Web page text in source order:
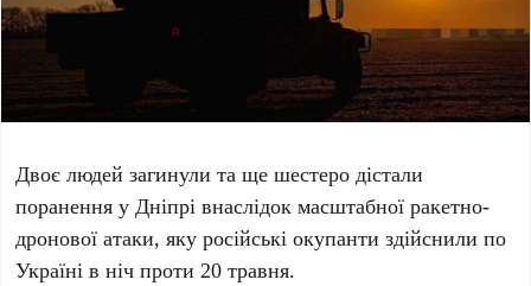
Двоє людейзагинули та щешестеро дістали
поранення уДніпрі внаслідок масштабної ракетно-
дронової атаки, яку російські окупанти здійснили по
Україні в ніч проти20 травня.